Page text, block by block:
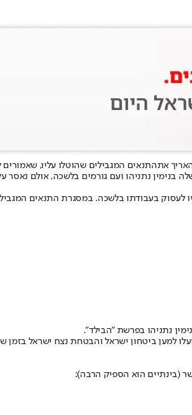
אתהתנאים המגבילים שהוטלו עליו,
נתניהו ועם גורמים בלשכה, אולם נאסר
בעבודתו בלשכה. במסגרת התנאים
נתניהו בפרשת "הבילד".
למען ביטחון ישראל והבטחת נצח ישראל
(בינתיים הוא הספיק הרבה):